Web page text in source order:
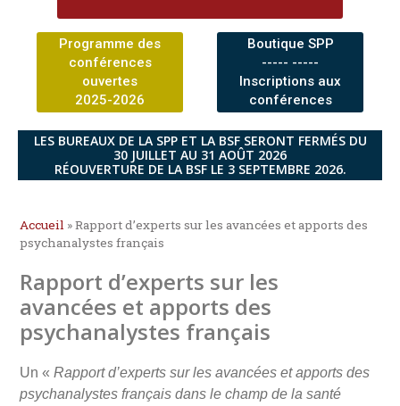
Programme des
conférences
ouvertes
2025-2026
Boutique SPP
----- -----
Inscriptions aux
conférences
LES BUREAUX DE LA SPP ET LA BSF SERONT FERMÉS DU
30 JUILLET AU 31 AOÛT 2026
RÉOUVERTURE DE LA BSF LE 3 SEPTEMBRE 2026.
Accueil »Rapport d’experts sur les avancées et apports des
psychanalystes français
Rapport d’experts sur les
avancées et apports des
psychanalystes français
Un « Rapport d’experts sur les avancées et apports des
psychanalystes français dans le champ de la santé